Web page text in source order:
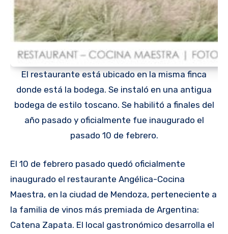
El restaurante está ubicado en la misma finca
donde está la bodega. Se instaló en una antigua
bodega de estilo toscano. Se habilitó a finales del
año pasado y oficialmente fue inaugurado el
pasado 10 de febrero.
El 10 de febrero pasado quedó oficialmente
inaugurado el restaurante Angélica-Cocina
Maestra, en la ciudad de Mendoza, perteneciente a
la familia de vinos más premiada de Argentina:
Catena Zapata. El local gastronómico desarrolla el